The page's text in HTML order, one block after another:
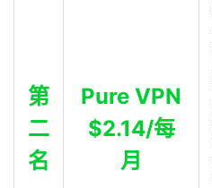
第
二
名
Pure VPN
$2.14/每
月